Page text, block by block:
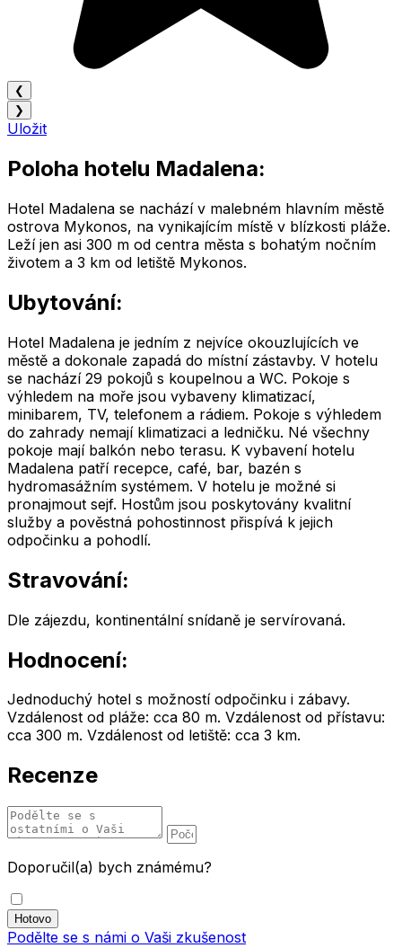
❮
❯
Uložit
Poloha hotelu Madalena:
Hotel Madalena se nachází v malebném hlavním městě
ostrova Mykonos, na vynikajícím místě v blízkosti pláže.
Leží jen asi 300 m od centra města s bohatým nočním
životem a 3 km od letiště Mykonos.
Ubytování:
Hotel Madalena je jedním z nejvíce okouzlujících ve
městě a dokonale zapadá do místní zástavby. V hotelu
se nachází 29 pokojů s koupelnou a WC. Pokoje s
výhledem na moře jsou vybaveny klimatizací,
minibarem, TV, telefonem a rádiem. Pokoje s výhledem
do zahrady nemají klimatizaci a ledničku. Né všechny
pokoje mají balkón nebo terasu. K vybavení hotelu
Madalena patří recepce, café, bar, bazén s
hydromasážním systémem. V hotelu je možné si
pronajmout sejf. Hostům jsou poskytovány kvalitní
služby a pověstná pohostinnost přispívá k jejich
odpočinku a pohodlí.
Stravování:
Dle zájezdu, kontinentální snídaně je servírovaná.
Hodnocení:
Jednoduchý hotel s možností odpočinku i zábavy.
Vzdálenost od pláže: cca 80 m. Vzdálenost od přístavu:
cca 300 m. Vzdálenost od letiště: cca 3 km.
Recenze
Doporučil(a) bych známému?
Podělte se s námi o Vaši zkušenost